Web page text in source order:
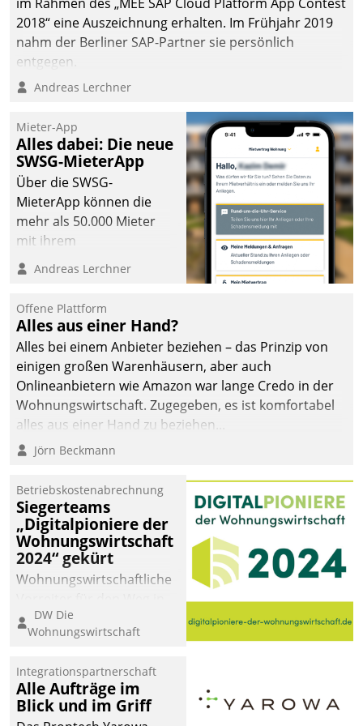
2018“ eine Auszeichnung erhalten. Im Frühjahr 2019
nahm der Berliner SAP-Partner sie persönlich
entgegen.
Andreas Lerchner
Mieter-App
Alles dabei: Die neue
SWSG-MieterApp
Über die SWSG-
MieterApp können die
mehr als 50.000 Mieter
mit ihrem
Wohnungsunternehmen
kommunizieren, auf dem
einsehen und ändern
oder
Schadensmeldungen
abgeben – rund um die
Uhr.
Andreas Lerchner
Offene Plattform
Alles aus einer Hand?
Alles bei einem Anbieter beziehen – das Prinzip von
einigen großen Warenhäusern, aber auch
Onlineanbietern wie Amazon war lange Credo in der
Wohnungswirtschaft. Zugegeben, es ist komfortabel
alles aus einer Hand zu beziehen...
Jörn Beckmann
Betriebskostenabrechnung
Siegerteams
„Digitalpioniere der
Wohnungswirtschaft
2024“ gekürt
Wohnungswirtschaftliche
eine digitale Zukunft zu
finden, ist das Ziel des
der
Wohnungswirtschaft“.
Bewerben können sich
DW Die
Wohnungswirtschaft
Integrationspartnerschaft
Alle Aufträge im
Blick und im Griff